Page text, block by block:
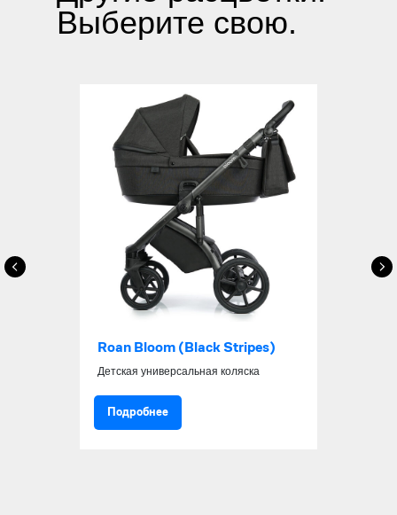
Выберите свою.
Roan Bloom (Black Stripes)
Детская универсальная коляска
Подробнее